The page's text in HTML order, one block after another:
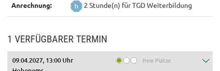
Anrechnung: 2 Stunde(n) für TGD Weiterbildung
1 VERFÜGBARER TERMIN
09.04.2027, 13:00 Uhr freie Plätze